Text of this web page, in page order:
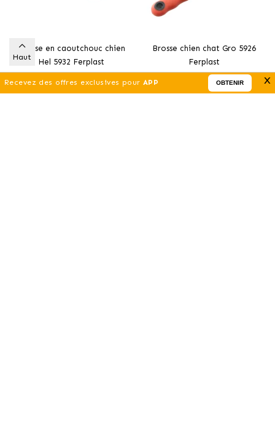
Brosse en caoutchouc chien
Hel 5932 Ferplast
8.72 €
Brosse chien chat Gro 5926
Ferplast
7.93 €
Recevez des offres exclusives pourAPP OBTENIR x
Haut